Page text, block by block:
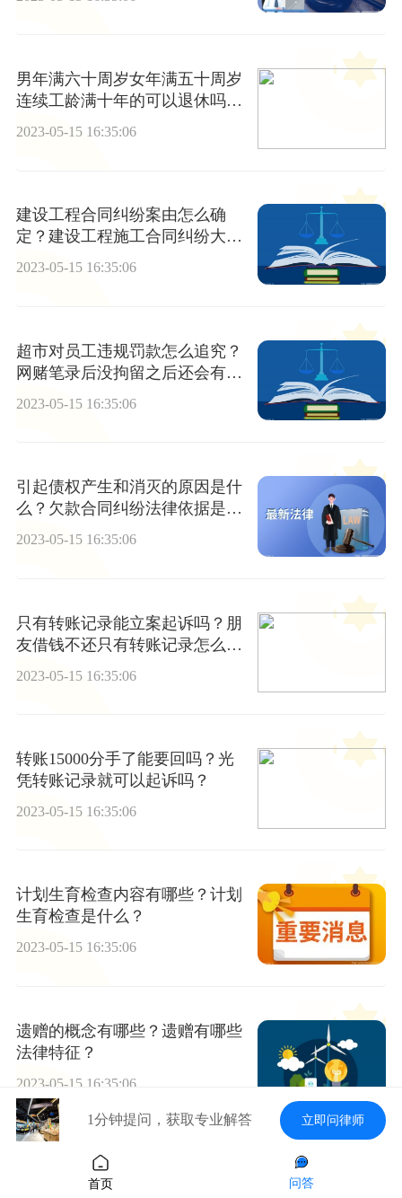
男年满六十周岁女年满五十周岁
连续工龄满十年的可以退休吗？
有害身体健康的工作可以提前退
2023-05-15 16:35:06
建设工程合同纠纷案由怎么确
定？建设工程施工合同纠纷大多
是什么？
2023-05-15 16:35:06
超市对员工违规罚款怎么追究？
网赌笔录后没拘留之后还会有什
2023-05-15 16:35:06
引起债权产生和消灭的原因是什
么？欠款合同纠纷法律依据是什
么？
2023-05-15 16:35:06
只有转账记录能立案起诉吗？朋
友借钱不还只有转账记录怎么
2023-05-15 16:35:06
转账15000分手了能要回吗？光
凭转账记录就可以起诉吗？
2023-05-15 16:35:06
计划生育检查内容有哪些？计划
生育检查是什么？
2023-05-15 16:35:06
遗赠的概念有哪些？遗赠有哪些
法律特征？
2023-05-15 16:35:06
招标投标买卖合同纠纷案由是什
么？房地产招投标流程是怎样
1分钟提问，获取专业解答 立即问律师
首页 问答